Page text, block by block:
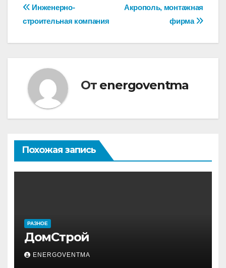
Навигация
по
Акрополь, монтажная
фирма
Инженерно-
строительная компания
От energoventma
Похожая запись
РАЗНОЕ
ДомСтрой
ENERGOVENTMA